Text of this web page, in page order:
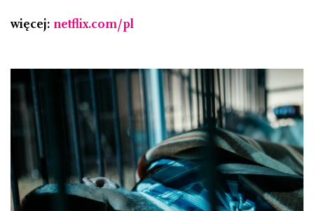
więcej: netflix.com/pl